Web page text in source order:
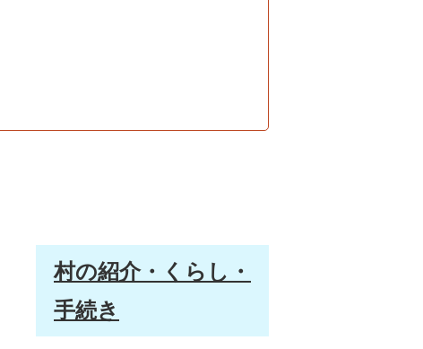
村の紹介・くらし・
手続き